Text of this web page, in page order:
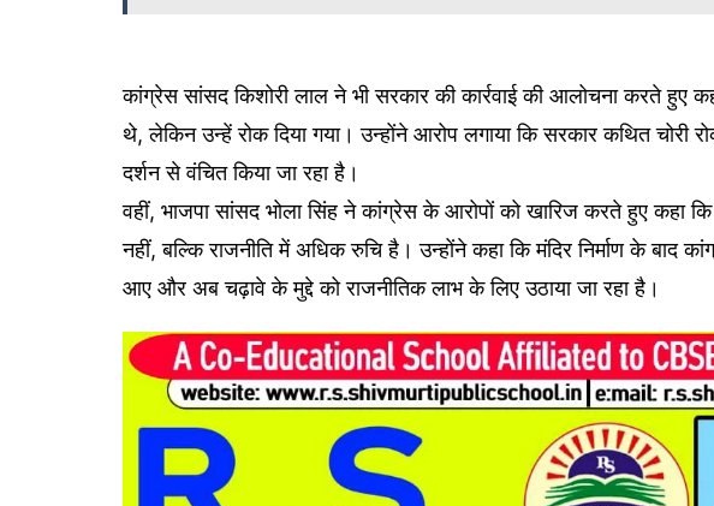
कांग्रेस सांसद किशोरी लाल ने भी सरकार की कार्रवाई की आलोचना करते
थे, लेकिन उन्हें रोक दिया गया। उन्होंने आरोप लगाया कि सरकार कथित चोरी
दर्शन से वंचित किया जा रहा है।
वहीं, भाजपा सांसद भोला सिंह ने कांग्रेस के आरोपों को खारिज करते हुए कहा
नहीं, बल्कि राजनीति में अधिक रुचि है। उन्होंने कहा कि मंदिर निर्माण के बाद
आए और अब चढ़ावे के मुद्दे को राजनीतिक लाभ के लिए उठाया जा रहा है।